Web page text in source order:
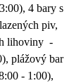
4 bary s
piv,
lihoviny -
plážový bar
- 1:00),